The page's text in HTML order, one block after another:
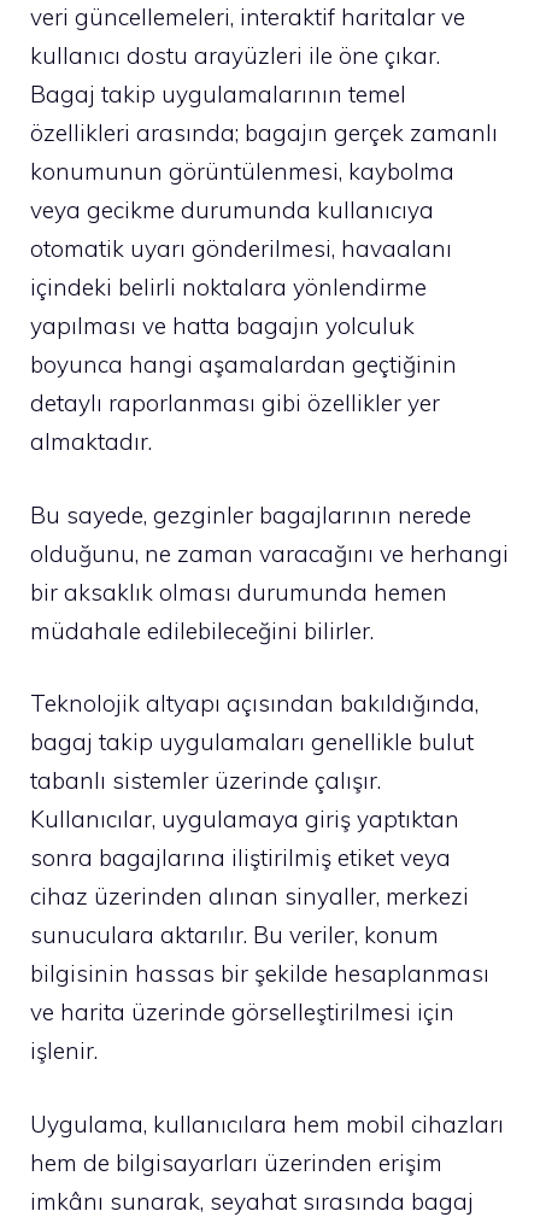
veri güncellemeleri, interaktif haritalar ve
kullanıcı dostu arayüzleri ile öne çıkar.
Bagaj takip uygulamalarının temel
özellikleri arasında; bagajın gerçek zamanlı
konumunun görüntülenmesi, kaybolma
veya gecikme durumunda kullanıcıya
otomatik uyarı gönderilmesi, havaalanı
içindeki belirli noktalara yönlendirme
yapılması ve hatta bagajın yolculuk
boyunca hangi aşamalardan geçtiğinin
detaylı raporlanması gibi özellikler yer
almaktadır.
Bu sayede, gezginler bagajlarının nerede
olduğunu, ne zaman varacağını ve herhangi
bir aksaklık olması durumunda hemen
müdahale edilebileceğini bilirler.
Teknolojik altyapı açısından bakıldığında,
bagaj takip uygulamaları genellikle bulut
tabanlı sistemler üzerinde çalışır.
Kullanıcılar, uygulamaya giriş yaptıktan
sonra bagajlarına iliştirilmiş etiket veya
cihaz üzerinden alınan sinyaller, merkezi
sunuculara aktarılır. Bu veriler, konum
bilgisinin hassas bir şekilde hesaplanması
ve harita üzerinde görselleştirilmesi için
işlenir.
Uygulama, kullanıcılara hem mobil cihazları
hem de bilgisayarları üzerinden erişim
imkânı sunarak, seyahat sırasında bagaj